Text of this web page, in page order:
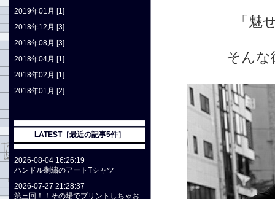
「魅
そんな
2019年01月 [1]
2018年12月 [3]
2018年08月 [3]
2018年04月 [1]
2018年02月 [1]
2018年01月 [2]
LATEST［最近の記事5件］
2026-08-04 16:26:19
ハンドル刺繍のアートTシャツ
2026-07-27 21:28:37
第三回！！その場でプリントしちゃお